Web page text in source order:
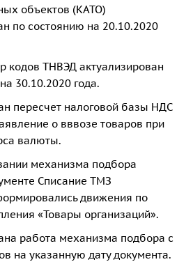
объектов (КАТО)
по состоянию на 20.10.2020
кодов ТНВЭД актуализирован
30.10.2020 года.
пересчет налоговой базы НДС
о вввозе товаров при
валюты.
механизма подбора
Списание ТМЗ
движения по
«Товары организаций».
работа механизма подбора с
на указанную дату документа.